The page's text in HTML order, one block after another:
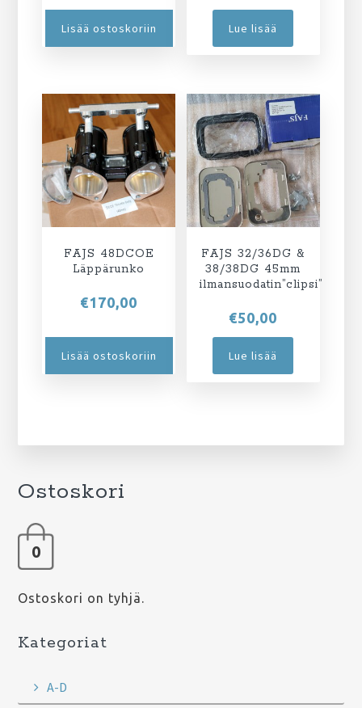
Lisää ostoskoriin Lue lisää
FAJS 48DCOE
Läppärunko
€170,00
Lisää ostoskoriin
FAJS 32/36DG &
38/38DG 45mm
ilmansuodatin”clipsi”
€50,00
Lue lisää
Ostoskori
0
Ostoskori on tyhjä.
Kategoriat
A-D